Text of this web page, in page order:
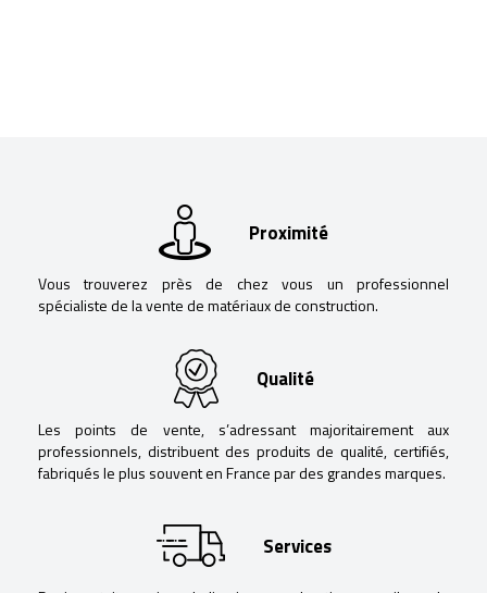
Proximité
Vous trouverez près de chez vous un professionnel
spécialiste de la vente de matériaux de construction.
Qualité
Les points de vente, s’adressant majoritairement aux
professionnels, distribuent des produits de qualité, certifiés,
fabriqués le plus souvent en France par des grandes marques.
Services